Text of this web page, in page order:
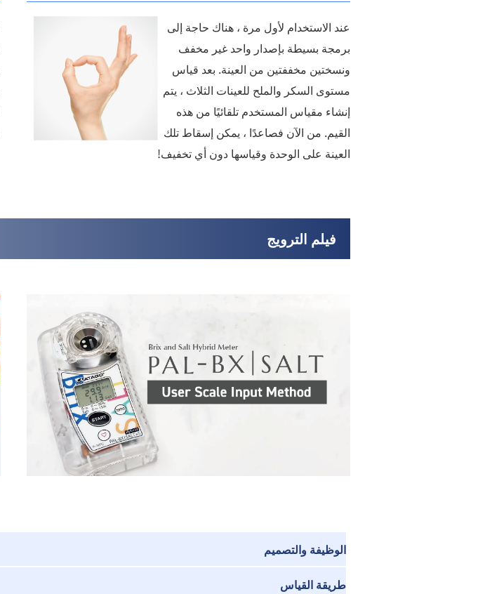
عند الاستخدام لأول مرة ، هناك حاجة إلى
برمجة بسيطة بإصدار واحد غير مخفف
ونسختين مخففتين من العينة. بعد قياس
مستوى السكر والملح للعينات الثلاث ، يتم
إنشاء مقياس المستخدم تلقائيًا من هذه
القيم. من الآن فصاعدًا ، يمكن إسقاط تلك
العينة على الوحدة وقياسها دون أي تخفيف!
فيلم الترويج
الوظيفة والتصميم
طريقة القياس